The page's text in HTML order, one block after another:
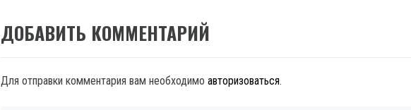
ДОБАВИТЬ КОММЕНТАРИЙ
Для отправки комментария вам необходимо авторизоваться.